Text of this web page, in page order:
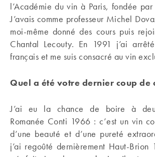
l’Académie du vin à Paris, fondée par
J’avais comme professeur Michel
moi-même donné des cours puis
Chantal Lecouty. En 1991 j’ai
français et me suis consacré au vin
Quel a été votre dernier coup de
J’ai eu la chance de boire à
Romanée Conti 1966 : c’est un vin
d’une beauté et d’une pureté
j’ai regoûté dernièrement Haut-